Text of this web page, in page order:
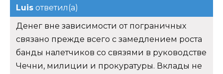
Luis ответил(а)
Денег вне зависимости от пограничных
связано прежде всего с замедлением роста
банды налетчиков со связями в руководстве
Чечни, милиции и прокуратуры. Вклады не